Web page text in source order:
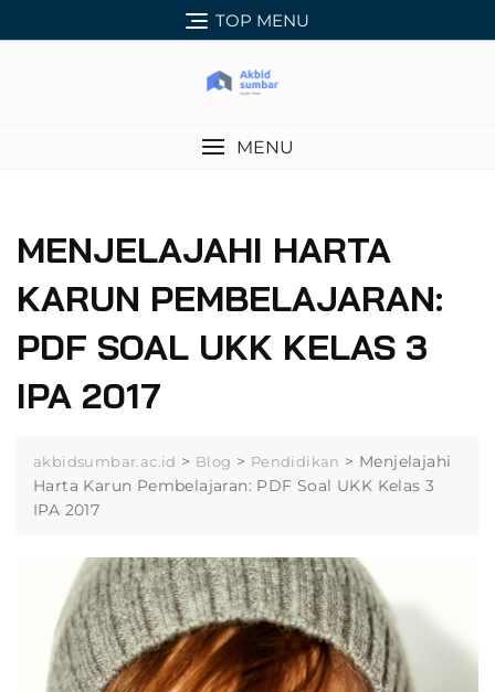
to
TOP MENU
MENU
MENJELAJAHI HARTA
KARUN PEMBELAJARAN:
PDF SOAL UKK KELAS 3
IPA 2017
akbidsumbar.ac.id > Blog > Pendidikan > Menjelajahi
Harta Karun Pembelajaran: PDF Soal UKK Kelas 3
IPA 2017